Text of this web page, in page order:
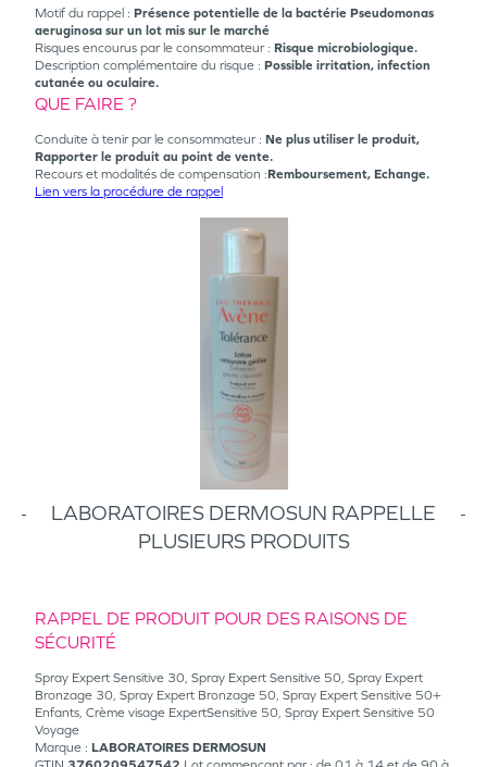
Motif du rappel : Présence potentielle de la bactérie Pseudomonas
aeruginosa sur un lot mis sur le marché
Risques encourus par le consommateur : Risque microbiologique.
Description complémentaire du risque : Possible irritation, infection
cutanée ou oculaire.
QUE FAIRE ?
Conduite à tenir par le consommateur : Ne plus utiliser le produit,
Rapporter le produit au point de vente.
Recours et modalités de compensation :Remboursement, Echange.
Lien vers la procédure de rappel
LABORATOIRES DERMOSUN RAPPELLE
PLUSIEURS PRODUITS
RAPPEL DE PRODUIT POUR DES RAISONS DE
SÉCURITÉ
Spray Expert Sensitive 30, Spray Expert Sensitive 50, Spray Expert
Bronzage 30, Spray Expert Bronzage 50, Spray Expert Sensitive 50+
Enfants, Crème visage ExpertSensitive 50, Spray Expert Sensitive 50
Voyage
Marque : LABORATOIRES DERMOSUN